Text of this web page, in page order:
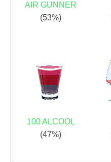
AIR GUNNER
(53%)
100 ALCOOL
(47%)